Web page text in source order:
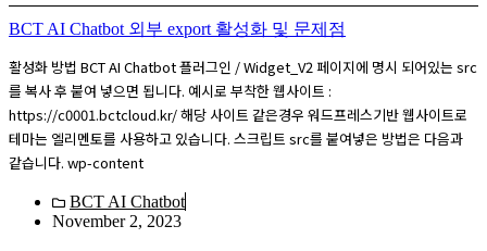
BCT AI Chatbot 외부 export 활성화 및 문제점
활성화 방법 BCT AI Chatbot 플러그인 / Widget_V2 페이지에 명시 되어있는 src
를 복사 후 붙여 넣으면 됩니다. 예시로 부착한 웹사이트 :
https://c0001.bctcloud.kr/ 해당 사이트 같은경우 워드프레스기반 웹사이트로
테마는 엘리멘토를 사용하고 있습니다. 스크립트 src를 붙여넣은 방법은 다음과
같습니다. wp-content
BCT AI Chatbot
November 2, 2023